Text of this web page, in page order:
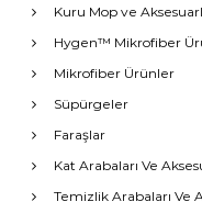
Kuru Mop ve
Hygen™ Mikrofiber
Mikrofiber Ürünler
Süpürgeler
Faraşlar
Kat Arabaları Ve
Temizlik Arabaları Ve